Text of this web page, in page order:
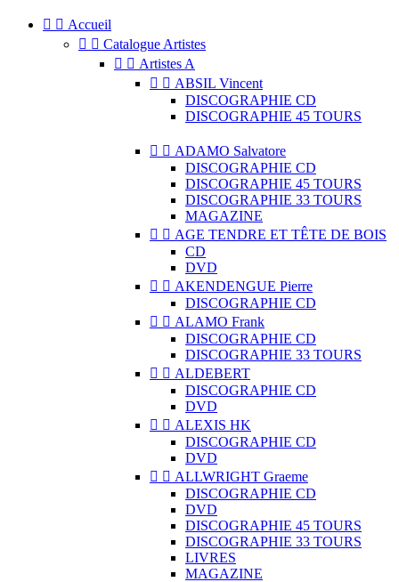
  Accueil
  Catalogue Artistes
  Artistes A
  ABSIL Vincent
DISCOGRAPHIE CD
DISCOGRAPHIE 45 TOURS
  ADAMO Salvatore
DISCOGRAPHIE CD
DISCOGRAPHIE 45 TOURS
DISCOGRAPHIE 33 TOURS
MAGAZINE
  AGE TENDRE ET TÊTE DE BOIS
CD
DVD
  AKENDENGUE Pierre
DISCOGRAPHIE CD
  ALAMO Frank
DISCOGRAPHIE CD
DISCOGRAPHIE 33 TOURS
  ALDEBERT
DISCOGRAPHIE CD
DVD
  ALEXIS HK
DISCOGRAPHIE CD
DVD
  ALLWRIGHT Graeme
DISCOGRAPHIE CD
DVD
DISCOGRAPHIE 45 TOURS
DISCOGRAPHIE 33 TOURS
LIVRES
MAGAZINE